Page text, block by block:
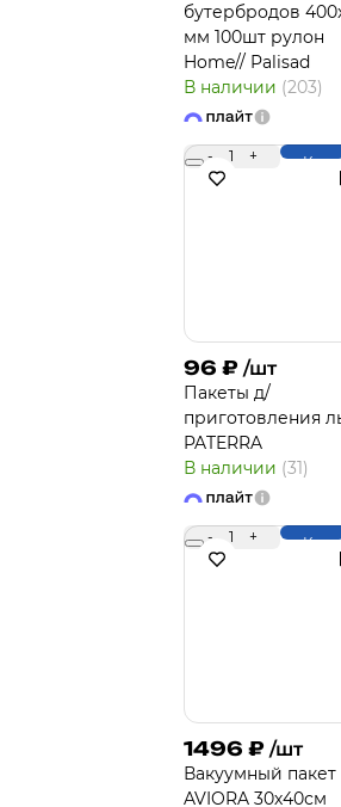
бутербродов
мм 100шт рулон
Home// Palisad
В наличии (203)
- 1 +
96 ₽ /шт
Пакеты д/
приготовления
PATERRA
В наличии (31)
- 1 +
1496 ₽ /шт
Вакуумный пакет
AVIORA 30х40см